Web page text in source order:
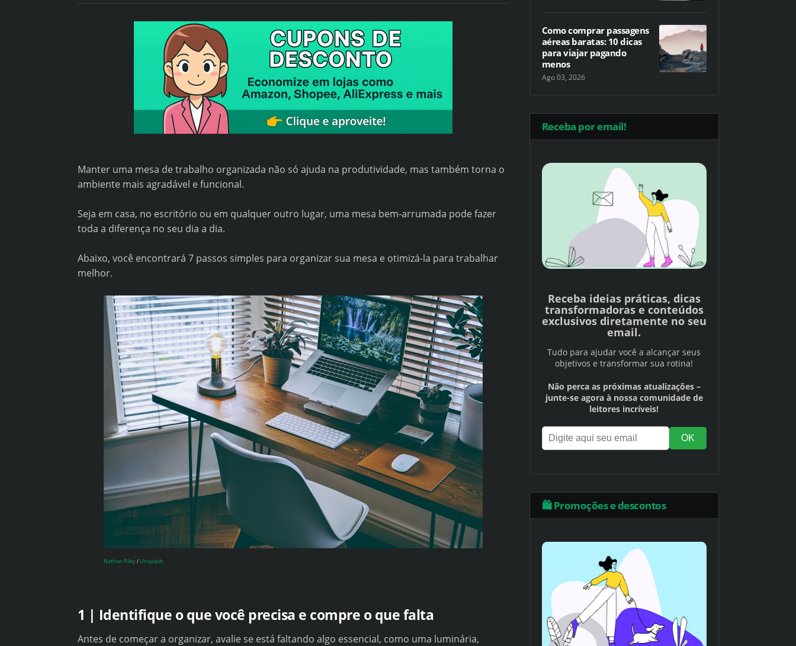
Manter uma mesa de trabalho organizada não só ajuda na produtividade, mas também torna o
ambiente mais agradável e funcional.
Seja em casa, no escritório ou em qualquer outro lugar, uma mesa bem-arrumada pode fazer
toda a diferença no seu dia a dia.
Abaixo, você encontrará 7 passos simples para organizar sua mesa e otimizá-la para trabalhar
melhor.
Nathan Riley/Unsplash
1 | Identifique o que você precisa e compre o que falta
Antes de começar a organizar, avalie se está faltando algo essencial, como uma luminária,
Como comprar passagens
aéreas baratas: 10 dicas
para viajar pagando
menos
Ago 03, 2026
Receba por email!
Receba ideias práticas, dicas
transformadoras e conteúdos
exclusivos diretamente no seu
email.
Tudo para ajudar você a alcançar seus
objetivos e transformar sua rotina!
Não perca as próximas atualizações –
junte-se agora à nossa comunidade de
leitores incríveis!
🛍️ Promoções e descontos